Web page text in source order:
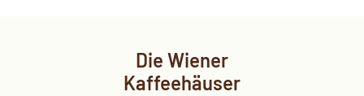
Die Wiener
Kaffeehäuser